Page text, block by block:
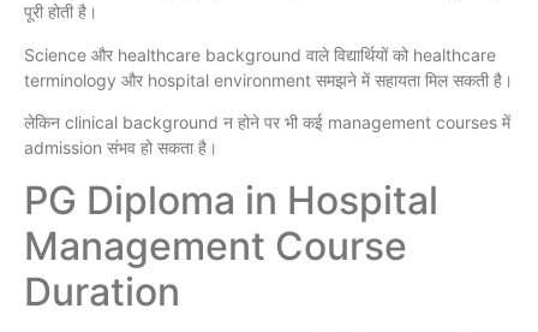
पूरी होती है।
Science और healthcare background वाले विद्यार्थियों को healthcare
terminology और hospital environment समझने में सहायता मिल सकती है।
लेकिन clinical background न होने पर भी कई management courses में
admission संभव हो सकता है।
PG Diploma in Hospital
Management Course
Duration